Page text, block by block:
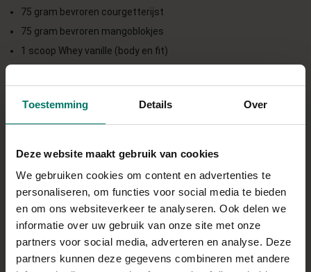
Toestemming Details Over
Deze website maakt gebruik van cookies
We gebruiken cookies om content en advertenties te
personaliseren, om functies voor social media te bieden
en om ons websiteverkeer te analyseren. Ook delen we
informatie over uw gebruik van onze site met onze
partners voor social media, adverteren en analyse. Deze
partners kunnen deze gegevens combineren met andere
75 gram bevroren courgetterijst
75 gram bevroren mangoblokjes
1 scoop Whey vanille (body en fit)
1 shotje mango (personal protein)
BEREIDING
Doe de avocado en mangoblokjes in de blender
(afhankelijk van je blender even klein beetje laten
ontdooien) en blend tot ze klein zijn.